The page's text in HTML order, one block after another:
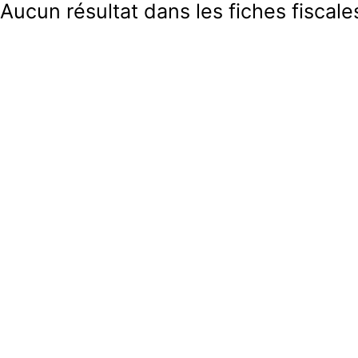
Aucun résultat dans les fiches